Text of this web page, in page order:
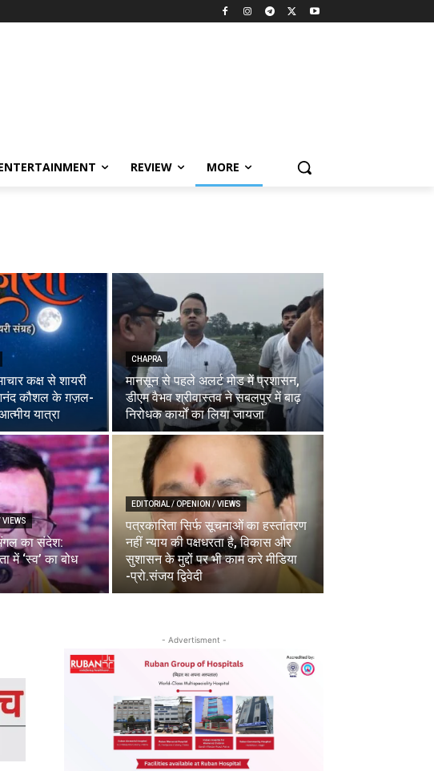
REVIEW MORE
कक्ष से शायरी
कौशल के ग़ज़ल-
यात्रा
CHAPRA
मानसून से पहले अलर्ट मोड में प्रशासन,
डीएम वैभव श्रीवास्तव ने सबलपुर में बाढ़
निरोधक कार्यों का लिया जायजा
VIEWS
का संदेश:
में ‘स्व’ का बोध
EDITORIAL / OPENION / VIEWS
पत्रकारिता सिर्फ सूचनाओं का हस्तांतरण
नहीं न्याय की पक्षधरता है, विकास और
सुशासन के मुद्दों पर भी काम करे मीडिया
-प्रो.संजय द्विवेदी
- Advertisment -